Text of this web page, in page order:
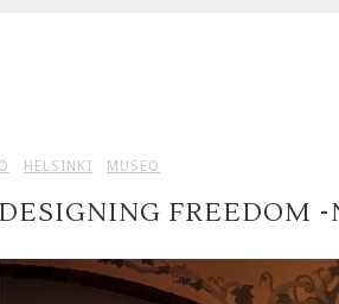
HELSINKI MUSEO
FREEDOM